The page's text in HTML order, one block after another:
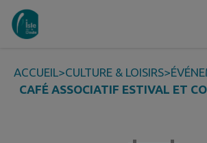
Contenu
ACCUEIL>CULTURE & LOISIRS>
CAFÉ ASSOCIATIF ESTIVAL ET